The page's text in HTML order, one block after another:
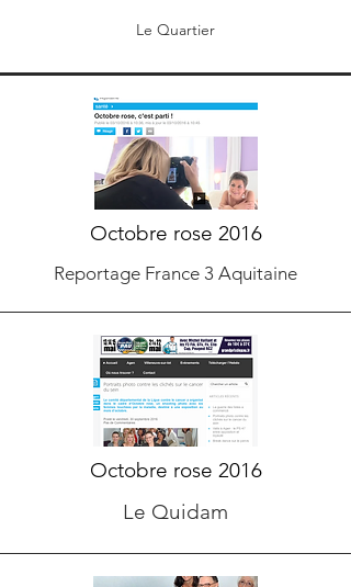
Le Quartier
Octobre rose 2016
Reportage France 3 Aquitaine
Octobre rose 2016
Le Quidam